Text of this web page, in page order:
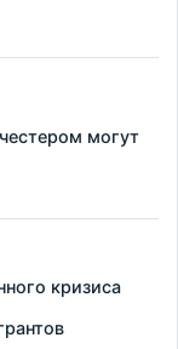
могут
кризиса